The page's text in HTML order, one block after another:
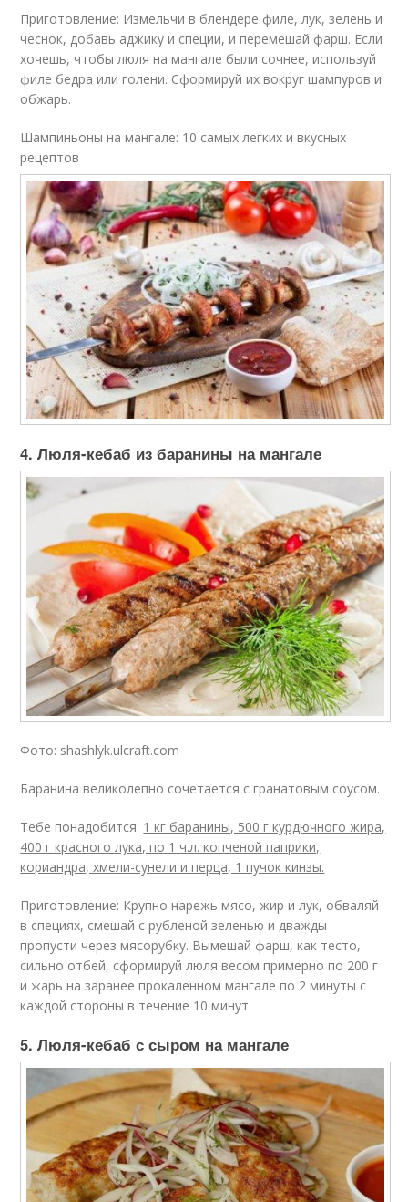
Приготовление: Измельчи в блендере филе, лук, зелень и
чеснок, добавь аджику и специи, и перемешай фарш. Если
хочешь, чтобы люля на мангале были сочнее, используй
филе бедра или голени. Сформируй их вокруг шампуров и
обжарь.
Шампиньоны на мангале: 10 самых легких и вкусных
рецептов
4. Люля-кебаб из баранины на мангале
Фото: shashlyk.ulcraft.com
Баранина великолепно сочетается с гранатовым соусом.
Тебе понадобится: 1 кг баранины, 500 г курдючного жира,
400 г красного лука, по 1 ч.л. копченой паприки,
кориандра, хмели-сунели и перца, 1 пучок кинзы.
Приготовление: Крупно нарежь мясо, жир и лук, обваляй
в специях, смешай с рубленой зеленью и дважды
пропусти через мясорубку. Вымешай фарш, как тесто,
сильно отбей, сформируй люля весом примерно по 200 г
и жарь на заранее прокаленном мангале по 2 минуты с
каждой стороны в течение 10 минут.
5. Люля-кебаб с сыром на мангале